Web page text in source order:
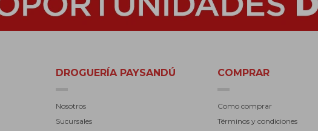
DROGUERÍA PAYSANDÚ
Nosotros
Sucursales
COMPRAR
Como comprar
Términos y condiciones